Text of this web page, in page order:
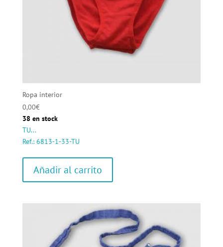
Ropa interior
0,00€
38 en stock
TU...
Ref.: 6813-1-33-TU
Añadir al carrito